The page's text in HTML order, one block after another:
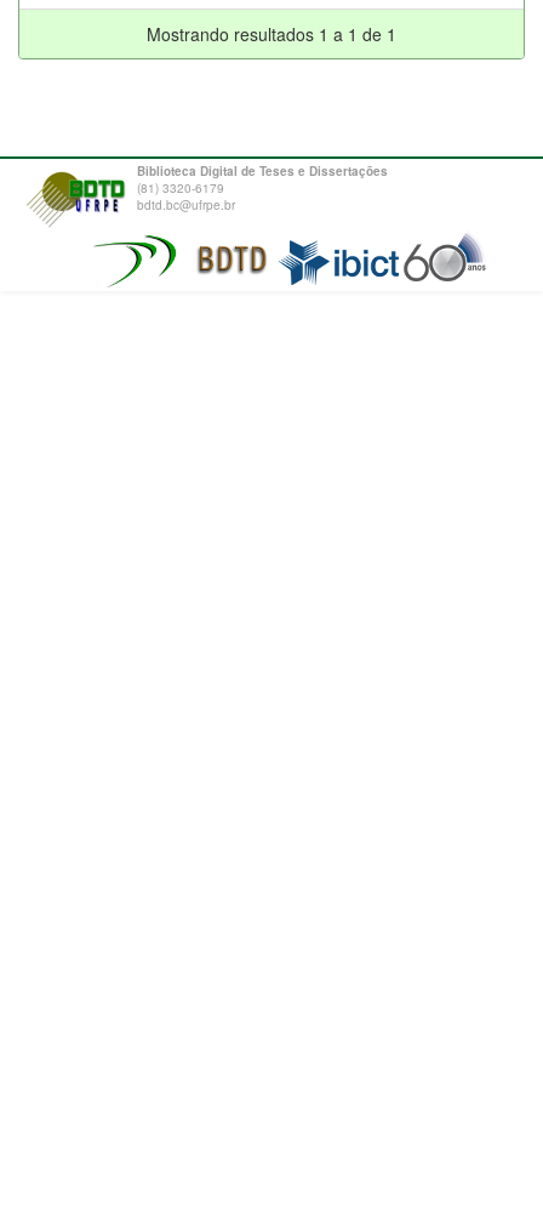
Mostrando resultados 1 a 1 de 1
Biblioteca Digital de Teses e Dissertações
(81) 3320-6179
bdtd.bc@ufrpe.br